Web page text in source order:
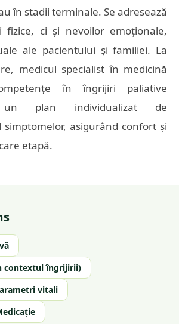
în stadii terminale. Se adresează
ci și nevoilor emoționale,
ale pacientului și familiei. La
medicul specialist în medicină
în îngrijiri paliative
un plan individualizat de
asigurând confort și
etapă.
contextul îngrijirii)
vitali